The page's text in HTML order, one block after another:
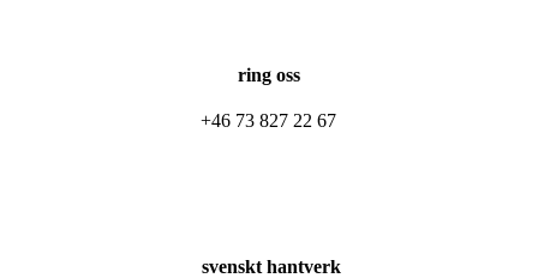
ring oss
+46 73 827 22 67
svenskt hantverk